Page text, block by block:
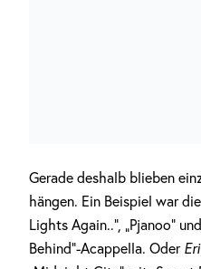
Gerade deshalb blieben
hängen. Ein Beispiel war
Lights Again..“, „Pjanoo“
Behind“-Acappella. Oder